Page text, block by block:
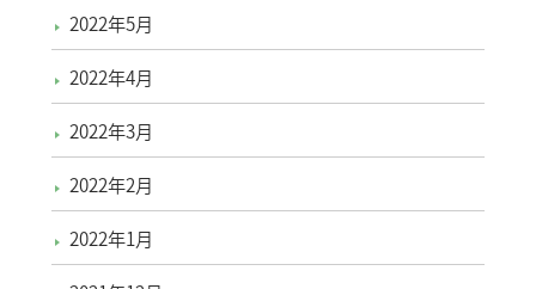
2022年5月
2022年4月
2022年3月
2022年2月
2022年1月